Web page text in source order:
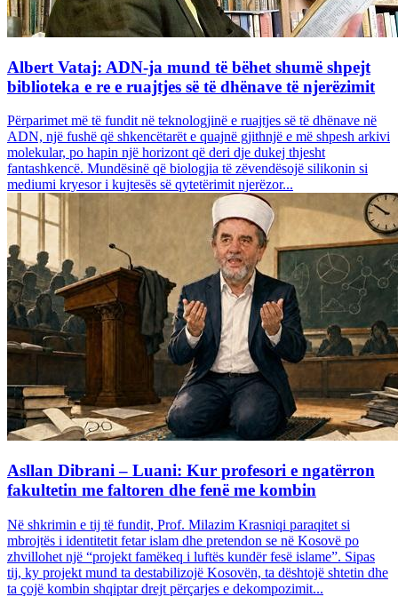
Albert Vataj: ADN-ja mund të bëhet shumë shpejt
biblioteka e re e ruajtjes së të dhënave të njerëzimit
Përparimet më të fundit në teknologjinë e ruajtjes së të dhënave në
ADN, një fushë që shkencëtarët e quajnë gjithnjë e më shpesh arkivi
molekular, po hapin një horizont që deri dje dukej thjesht
fantashkencë. Mundësinë që biologjia të zëvendësojë silikonin si
mediumi kryesor i kujtesës së qytetërimit njerëzor...
Asllan Dibrani – Luani: Kur profesori e ngatërron
fakultetin me faltoren dhe fenë me kombin
Në shkrimin e tij të fundit, Prof. Milazim Krasniqi paraqitet si
mbrojtës i identitetit fetar islam dhe pretendon se në Kosovë po
zhvillohet një “projekt famëkeq i luftës kundër fesë islame”. Sipas
tij, ky projekt mund ta destabilizojë Kosovën, ta dështojë shtetin dhe
ta çojë kombin shqiptar drejt përçarjes e dekompozimit...